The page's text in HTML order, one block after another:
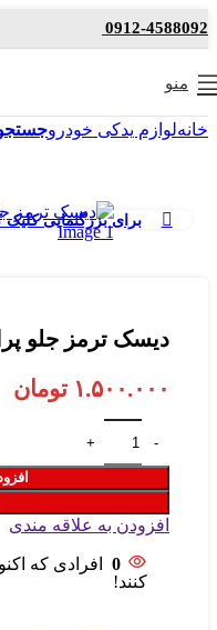
0912-4588092
منو
خانهلوازم یدکی خودرو
برای بزرگنمایی کلیک
دیسک ترمز جلو پراید
۱.۵۰۰.۰۰۰ تومان
افزودن به علاقه مندی
0
افرادی که
کنند!